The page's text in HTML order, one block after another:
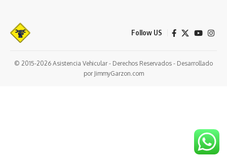
Follow US
© 2015-2026 Asistencia Vehicular - Derechos Reservados - Desarrollado
por JimmyGarzon.com